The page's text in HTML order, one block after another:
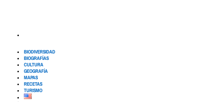
BIODIVERSIDAD
BIOGRAFÍAS
CULTURA
GEOGRAFÍA
MAPAS
RECETAS
TURISMO